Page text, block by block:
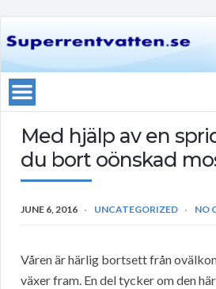
Med hjälp av en
du bort oönskad
JUNE 6, 2016 UNCATEGORIZED NO
Våren är härlig bortsett från
växer fram. En del tycker om den